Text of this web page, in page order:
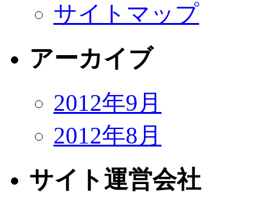
サイトマップ
アーカイブ
2012年9月
2012年8月
サイト運営会社